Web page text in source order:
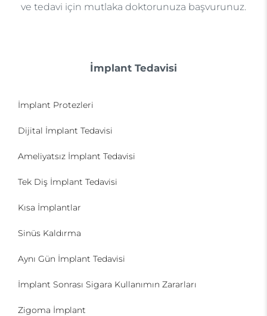
ve tedavi için mutlaka doktorunuza başvurunuz.
İmplant Tedavisi
İmplant Protezleri
Dijital İmplant Tedavisi
Ameliyatsız İmplant Tedavisi
Tek Diş İmplant Tedavisi
Kısa İmplantlar
Sinüs Kaldırma
Aynı Gün İmplant Tedavisi
İmplant Sonrası Sigara Kullanımın Zararları
Zigoma İmplant